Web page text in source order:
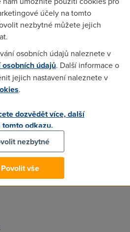
to je jen pro plus a
Fungovat jim to asi bude,
a nebude mozne to
účely na tomto
nezbytné můžete jejich
osobních údajů naleznete v
údajů. Další informace o
jejich nastavení naleznete v
.
dozvědět více, další
odkazu.
nezbytné
Povolit vše